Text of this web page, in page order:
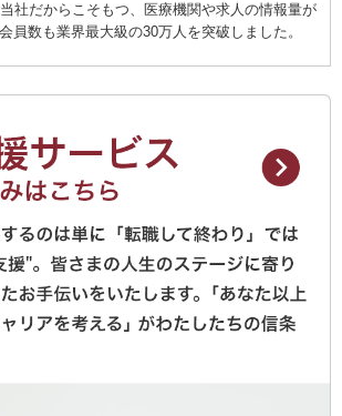
社だからこそもつ、医療機関や求人の情報量が
員数も業界最大級の30万人を突破しました。